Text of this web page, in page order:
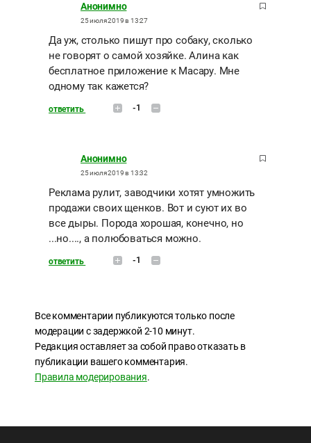
Анонимно
25 июля 2019 в 13:27
Да уж, столько пишут про собаку, сколько
не говорят о самой хозяйке. Алина как
бесплатное приложение к Масару. Мне
одному так кажется?
ответить -1
Анонимно
25 июля 2019 в 13:32
Реклама рулит, заводчики хотят умножить
продажи своих щенков. Вот и суют их во
все дыры. Порода хорошая, конечно, но
...но...., а полюбоваться можно.
ответить -1
Все комментарии публикуются только после
модерации с задержкой 2-10 минут.
Редакция оставляет за собой право отказать в
публикации вашего комментария.
Правила модерирования.